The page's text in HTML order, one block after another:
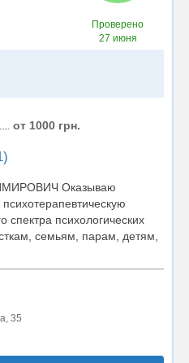
Проверено
27 июня
от 1000 грн.
Оказываю
психологических
семьям, парам, детям,
35